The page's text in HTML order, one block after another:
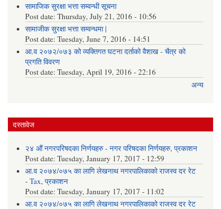
सामाजिक सुरक्षा भत्ता सम्वन्धी सूचना
Post date:Thursday, July 21, 2016 - 10:56
सामाजीक सुरक्षा भत्ता सम्वन्धमा |
Post date:Tuesday, June 7, 2016 - 14:51
आ.व २०७२/०७३ को व्यक्तिगत घटना दर्ताको वैशाख - चैत्र को
प्रगति विवरण
Post date:Tuesday, April 19, 2016 - 22:16
अन्य
दस्तावेज
२४ औं नगरपरिषदका निर्णयहरु-नगर परिषदका निर्णयहरु,प्रकाशन
Post date:Tuesday, January 17, 2017 - 12:59
आ.व २०७४/०७५ का लागि लेखनाथ नगरपालिकाको राजस्व दर रेट
-Tax,प्रकाशन
Post date:Tuesday, January 17, 2017 - 11:02
आ.व २०७४/०७५ का लागि लेखनाथ नगरपालिकाको राजस्व दर रेट